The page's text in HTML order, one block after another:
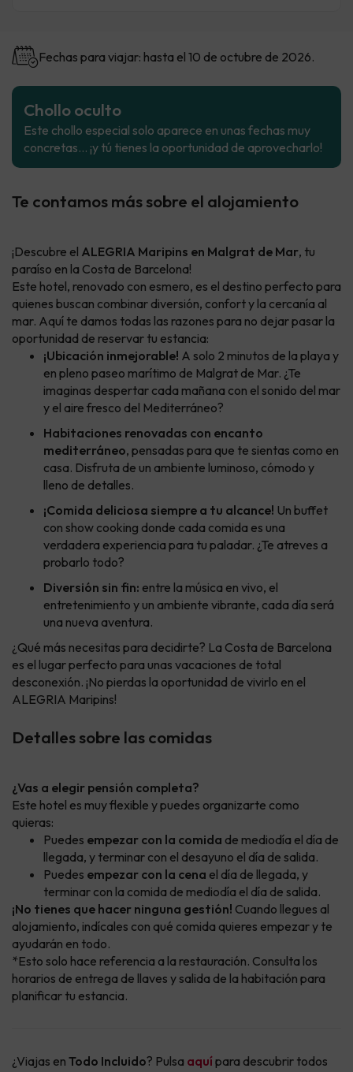
Fechas para viajar: hasta el 10 de octubre de 2026.
Chollo oculto
Este chollo especial solo aparece en unas fechas muy
concretas… ¡y tú tienes la oportunidad de aprovecharlo!
Te contamos más sobre el alojamiento
¡Descubre el ALEGRIA Maripins en Malgrat de Mar, tu
paraíso en la Costa de Barcelona!
Este hotel, renovado con esmero, es el destino perfecto para
quienes buscan combinar diversión, confort y la cercanía al
mar. Aquí te damos todas las razones para no dejar pasar la
oportunidad de reservar tu estancia:
¡Ubicación inmejorable! A solo 2 minutos de la playa y
en pleno paseo marítimo de Malgrat de Mar. ¿Te
imaginas despertar cada mañana con el sonido del mar
y el aire fresco del Mediterráneo?
Habitaciones renovadas con encanto
mediterráneo, pensadas para que te sientas como en
casa. Disfruta de un ambiente luminoso, cómodo y
lleno de detalles.
¡Comida deliciosa siempre a tu alcance! Un buffet
con show cooking donde cada comida es una
verdadera experiencia para tu paladar. ¿Te atreves a
probarlo todo?
Diversión sin fin: entre la música en vivo, el
entretenimiento y un ambiente vibrante, cada día será
una nueva aventura.
¿Qué más necesitas para decidirte? La Costa de Barcelona
es el lugar perfecto para unas vacaciones de total
desconexión. ¡No pierdas la oportunidad de vivirlo en el
ALEGRIA Maripins!
Detalles sobre las comidas
¿Vas a elegir pensión completa?
Este hotel es muy flexible y puedes organizarte como
quieras:
Puedes empezar con la comida de mediodía el día de
llegada, y terminar con el desayuno el día de salida.
Puedes empezar con la cena el día de llegada, y
terminar con la comida de mediodía el día de salida.
¡No tienes que hacer ninguna gestión! Cuando llegues al
alojamiento, indícales con qué comida quieres empezar y te
ayudarán en todo.
*Esto solo hace referencia a la restauración. Consulta los
horarios de entrega de llaves y salida de la habitación para
planificar tu estancia.
¿Viajas en Todo Incluido? Pulsa aquípara descubrir todos